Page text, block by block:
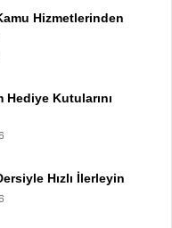
Hizmetlerinden
Hediye Kutularını
Hızlı İlerleyin